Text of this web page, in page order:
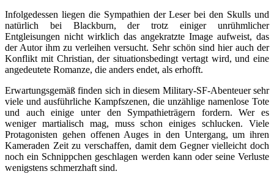
Infolgedessen liegen die Sympathien der Leser bei den Skulls und
natürlich bei Blackburn, der trotz einiger unrühmlicher
Entgleisungen nicht wirklich das angekratzte Image aufweist, das
der Autor ihm zu verleihen versucht. Sehr schön sind hier auch der
Konflikt mit Christian, der situationsbedingt vertagt wird, und eine
angedeutete Romanze, die anders endet, als erhofft.
Erwartungsgemäß finden sich in diesem Military-SF-Abenteuer sehr
viele und ausführliche Kampfszenen, die unzählige namenlose Tote
und auch einige unter den Sympathieträgern fordern. Wer es
weniger martialisch mag, muss schon einiges schlucken. Viele
Protagonisten gehen offenen Auges in den Untergang, um ihren
Kameraden Zeit zu verschaffen, damit dem Gegner vielleicht doch
noch ein Schnippchen geschlagen werden kann oder seine Verluste
wenigstens schmerzhaft sind.